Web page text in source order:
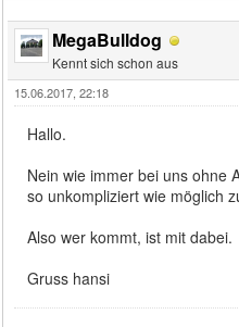
MegaBulldog
Kennt sich schon aus
15.06.2017, 22:18
Hallo.
Nein wie immer bei uns ohne
so unkompliziert wie möglich
Also wer kommt, ist mit dabei.
Gruss hansi